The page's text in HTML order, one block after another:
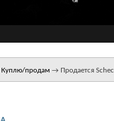
Куплю/продам → Продается